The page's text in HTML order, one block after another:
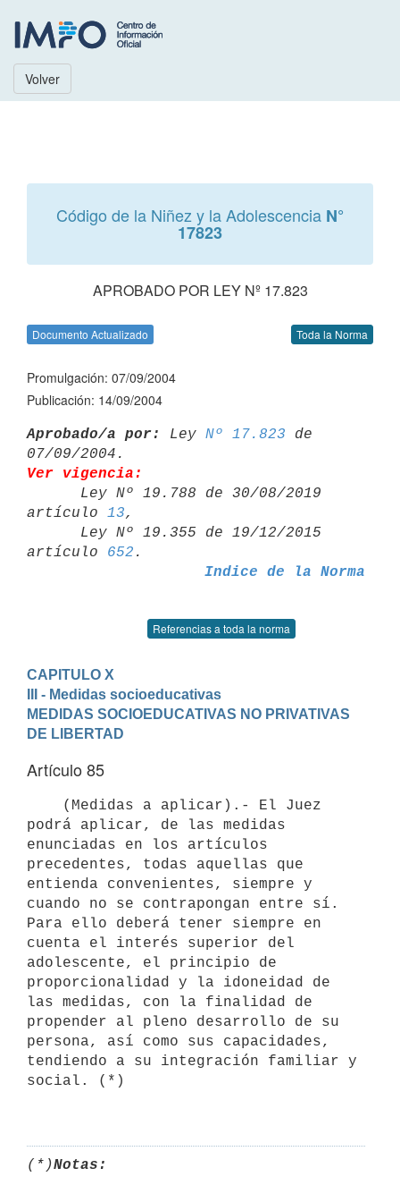
Volver
Código de la Niñez y la Adolescencia N°
17823
APROBADO POR LEY Nº 17.823
Documento Actualizado Toda la Norma
Promulgación: 07/09/2004
Publicación: 14/09/2004
Aprobado/a por: Ley Nº 17.823 de
Ver vigencia:
artículo 13,
artículo 652
Indice de la Norma
Referencias a toda la norma
CAPITULO X
III - Medidas socioeducativas
MEDIDAS SOCIOEDUCATIVAS NO PRIVATIVAS
DE LIBERTAD
Artículo 85
podrá aplicar, de las medidas
enunciadas en los artículos
precedentes, todas aquellas que
entienda convenientes, siempre y
cuando no se contrapongan entre sí.
Para ello deberá tener siempre en
cuenta el interés superior del
adolescente, el principio de
proporcionalidad y la idoneidad de
las medidas, con la finalidad de
propender al pleno desarrollo de su
persona, así como sus capacidades,
tendiendo a su integración familiar y
social. (*)
(*)Notas: